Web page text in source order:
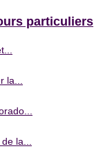
particuliers
la...
la...